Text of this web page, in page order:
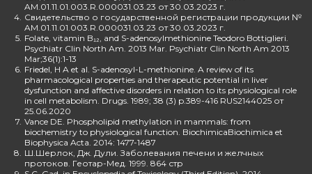
AM.01.11.01.003.R.000031.03.23 от 30.03.2023 г.
4. Свидетельство о государственной регистрации продукции №
AM.01.11.01.003.R.000031.03.23 от 30.03.2023 г.
5. Folate, vitamin B₁₂, and S-adenosylmethionine Teodoro Bottiglieri.
Psychiatr Clin North Am. 2013 Mar. Psychiatr Clin North Am 2013
Mar;36(1):1-13
6. Friedel, H A et al. S-adenosyl-L-methionine. A review of its
pharmacological properties and therapeutic potential in liver
dysfunction and affective disorders in relation to its physiological role
in cell metabolism. Drugs. 1989; 38 (3) p.389-416 RUS2144025 от
25.06.2020
7. Vance DE. Phospholipid methylation in mammals: from
biochemistry to physiological function. BiochimicaBiochimica et
Biophysica Acta. 2014: 1477-1487
8. Ш.Шерлок, Дж. Дули. Заболевания печени и желчных
протоков. Геотар-Мед. 1999. 864 стр